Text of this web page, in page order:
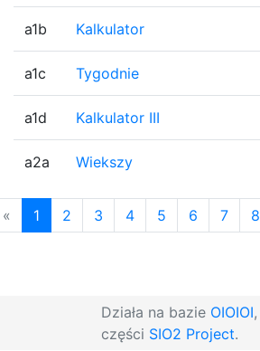
a1b Kalkulator
a1c Tygodnie
a1d Kalkulator III
a2a Wiekszy
« 1 2 3 4 5 6 7 8
Działa na bazie OIOIOI,
części SIO2 Project.